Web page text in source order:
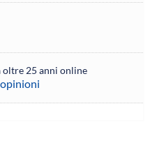
oltre 25 anni online